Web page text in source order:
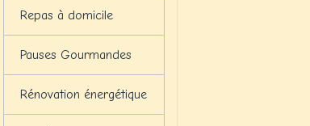
Repas à domicile
Pauses Gourmandes
Rénovation énergétique